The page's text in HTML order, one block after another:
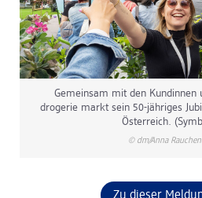
Gemeinsam mit den Kundinnen
drogerie markt sein 50-jähriges
Österreich.
© dm/Anna